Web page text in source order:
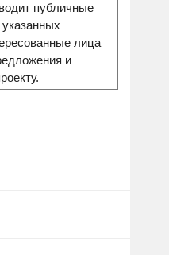
публичные
лица
и